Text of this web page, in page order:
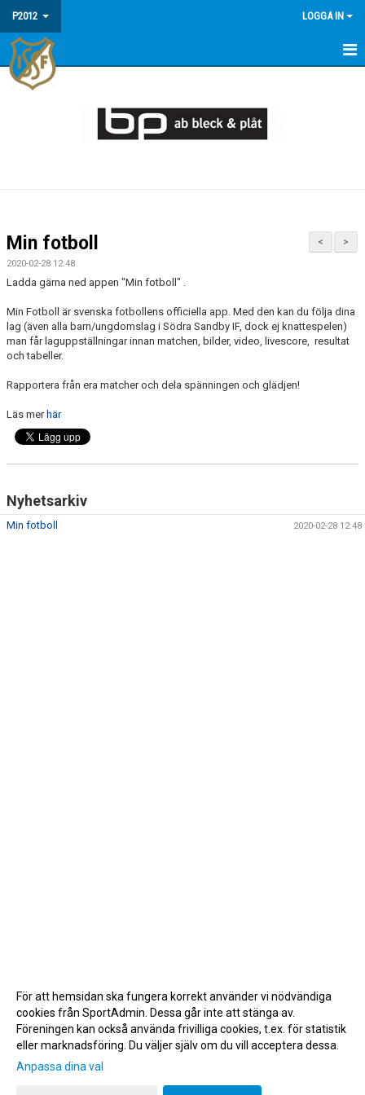
P2012 LOGGA IN
HEM
TRUPPEN
>
<
Min fotboll
2020-02-28 12:48
Ladda gärna ned appen "Min fotboll" .
Min Fotboll är svenska fotbollens officiella app. Med den kan du följa dina
lag (även alla barn/ungdomslag i Södra Sandby IF, dock ej knattespelen)
man får laguppställningar innan matchen, bilder, video, livescore, resultat
och tabeller.
Rapportera från era matcher och dela spänningen och glädjen!
Läs mer här
Nyhetsarkiv
Min fotboll 2020-02-28 12:48
Gå till Webbversion
För att hemsidan ska fungera korrekt använder vi nödvändiga
cookies från SportAdmin. Dessa går inte att stänga av.
Föreningen kan också använda frivilliga cookies, t.ex. för statistik
eller marknadsföring. Du väljer själv om du vill acceptera dessa.
Anpassa dina val